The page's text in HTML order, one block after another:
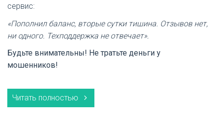
сервис:
«Пополнил баланс, вторые сутки тишина. Отзывов нет,
ни одного. Техподдержка не отвечает».
Будьте внимательны! Не тратьте деньги у
мошенников!
Читать полностью